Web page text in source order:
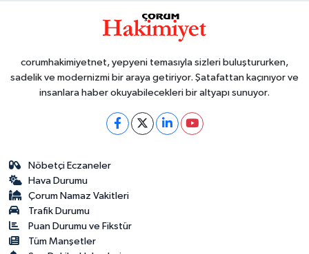
corumhakimiyetnet, yepyeni temasıyla sizleri buluştururken,
sadelik ve modernizmi bir araya getiriyor. Şatafattan kaçınıyor ve
insanlara haber okuyabilecekleri bir altyapı sunuyor.
Nöbetçi Eczaneler
Hava Durumu
Çorum Namaz Vakitleri
Trafik Durumu
Puan Durumu ve Fikstür
Tüm Manşetler